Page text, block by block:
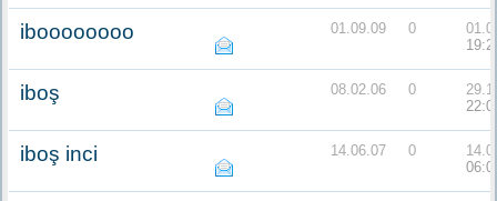
iboooooooo 01.09.09 0
iboş 08.02.06 0
iboş inci 14.06.07 0